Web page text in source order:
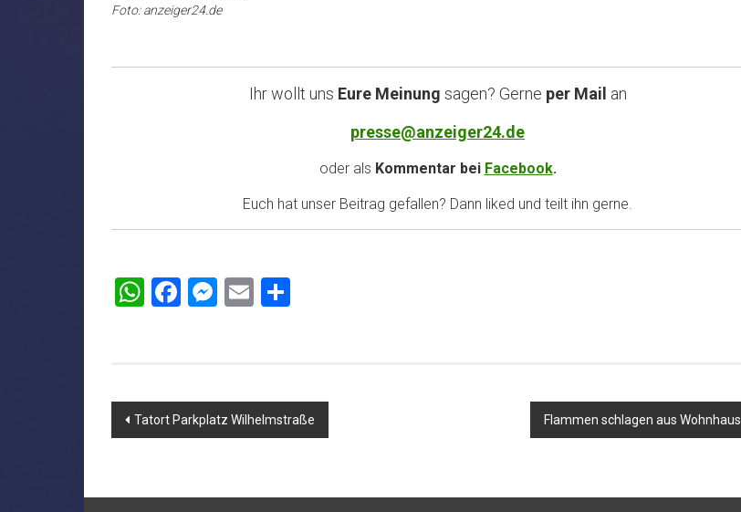
Foto: anzeiger24.de
Ihr wollt uns Eure Meinung sagen? Gerne per Mail an
presse@anzeiger24.de
oder als Kommentar bei Facebook.
Euch hat unser Beitrag gefallen? Dann liked und teilt ihn gerne.
WhatsApp
Facebook
Messenger
Email
Beitragsnavigation
Tatort Parkplatz Wilhelmstraße Flammen schlagen aus Wohnhaus